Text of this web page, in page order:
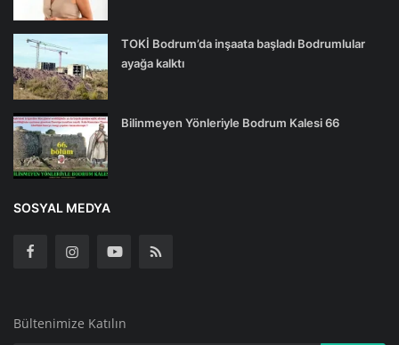
TOKİ Bodrum’da inşaata başladı Bodrumlular
ayağa kalktı
Bilinmeyen Yönleriyle Bodrum Kalesi 66
SOSYAL MEDYA
Bültenimize Katılın